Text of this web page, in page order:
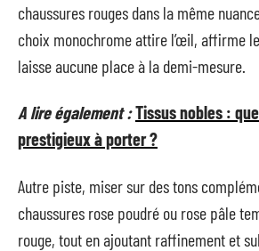
chaussures rouges dans la même
choix monochrome attire l’œil, affirme
laisse aucune place à la demi-mesure.
A lire également :Tissus nobles :
prestigieux à porter ?
Autre piste, miser sur des tons
chaussures rose poudré ou rose pâle
rouge, tout en ajoutant raffinement et